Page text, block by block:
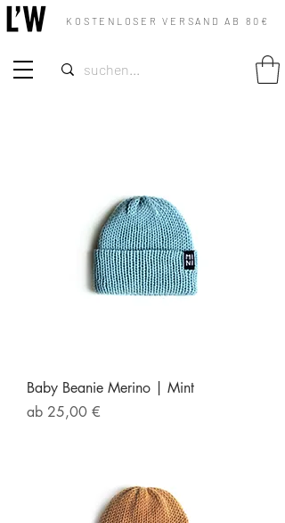
KOSTENLOSER VERSAND AB 80€
Baby Beanie Merino | Mint
ab 25,00 €
Sale-Preis